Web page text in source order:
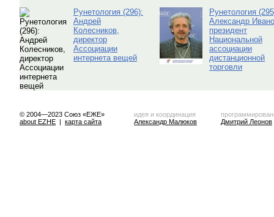
Рунетология (296):
Андрей
Колесников,
директор
Ассоциации
интернета вещей
Рунетология
Александр
президент
Национальной
ассоциации
дистанционной
торговли
© 2004—2023 Союз «ЕЖЕ»
about EZHE | карта сайта
идея и координация
Александр Малюков
Дмитрий Леонов